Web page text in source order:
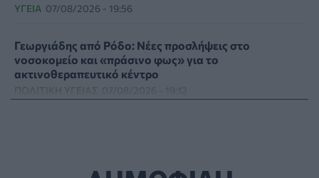
ΥΓΕΊΑ 07/08/2026 - 19:56
Γεωργιάδης από Ρόδο: Νέες προσλήψεις στο
νοσοκομείο και «πράσινο φως» για το
ακτινοθεραπευτικό κέντρο
ΠΟΛΙΤΙΚΉ ΥΓΕΊΑΣ 07/08/2026 - 19:12